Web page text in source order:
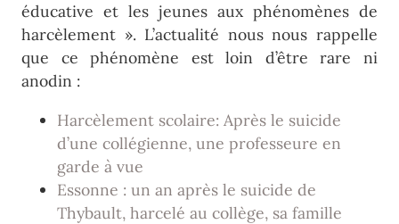
éducative et les jeunes aux phénomènes de
harcèlement ». L’actualité nous nous rappelle
que ce phénomène est loin d’être rare ni
anodin :
Harcèlement scolaire: Après le suicide
d’une collégienne, une professeure en
garde à vue
Essonne : un an après le suicide de
Thybault, harcelé au collège, sa famille